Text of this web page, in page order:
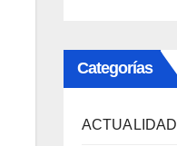
Categorías
ACTUALIDAD